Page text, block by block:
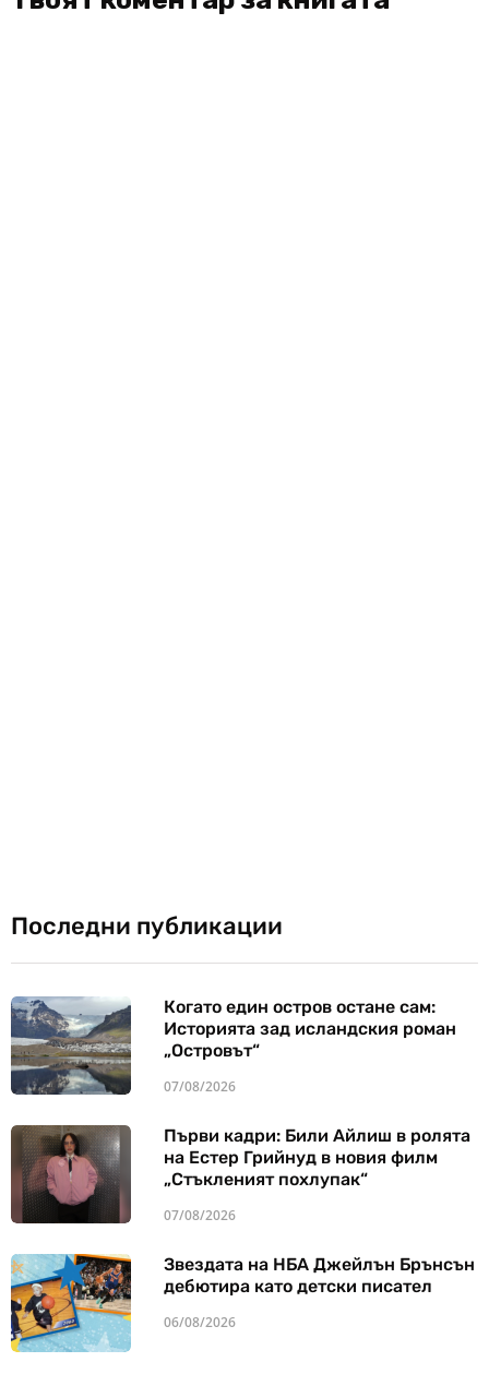
Последни публикации
Когато един остров остане сам:
Историята зад исландския роман
„Островът“
07/08/2026
Първи кадри: Били Айлиш в ролята
на Естер Грийнуд в новия филм
„Стъкленият похлупак“
07/08/2026
Звездата на НБА Джейлън Брънсън
дебютира като детски писател
06/08/2026